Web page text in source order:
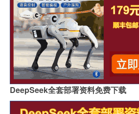
DeepSeek全套部署资料免费下载